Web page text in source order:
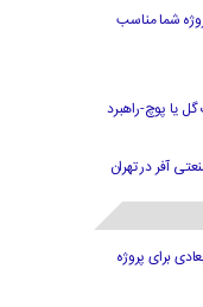
شما مناسب
یا پوچ-راهبرد
آفر در تهران
برای پروژه